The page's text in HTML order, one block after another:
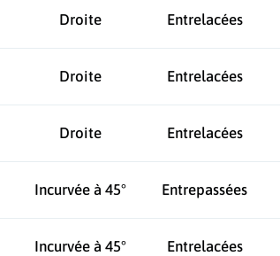
Droite Entrelacées
Droite Entrelacées
Droite Entrelacées
Incurvée à 45° Entrepassées
Incurvée à 45° Entrelacées